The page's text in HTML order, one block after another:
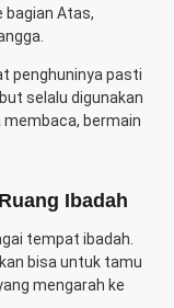
bagian Atas,
penghuninya pasti
selalu digunakan
membaca, bermain
Ibadah
tempat ibadah.
bisa untuk tamu
mengarah ke